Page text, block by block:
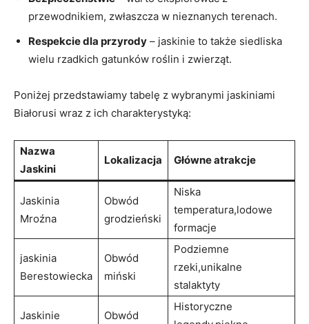
przewodnikiem, ⁤zwłaszcza ⁢w⁤ nieznanych terenach.
Respekcie ⁢dla‍ przyrody – jaskinie to także⁣ siedliska⁤
wielu rzadkich gatunków roślin i zwierząt.
Poniżej przedstawiamy tabelę z wybranymi jaskiniami
Białorusi wraz ‍z ich charakterystyką:
Nazwa
Jaskini
Lokalizacja Główne atrakcje
Jaskinia
Mroźna
Obwód
grodzieński
Niska
temperatura,lodowe
formacje
jaskinia
Berestowiecka
Obwód
miński
Podziemne
rzeki,unikalne
stalaktyty
Jaskinie‍
Obwód
Historyczne